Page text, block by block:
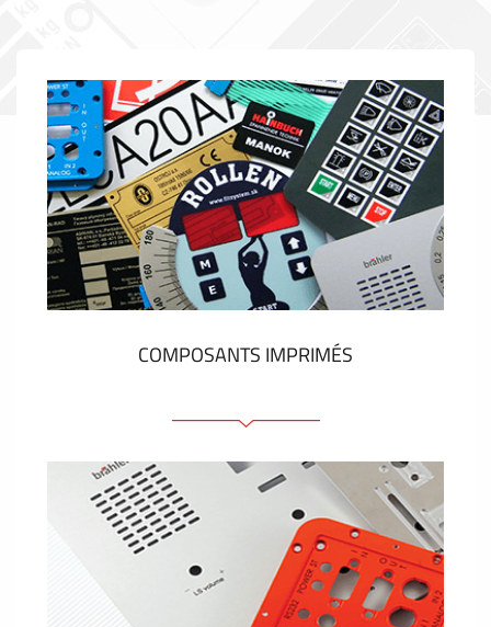
COMPOSANTS IMPRIMÉS
Faces avant plastique
Clavier a membrane
Plaques industrielles métalliques
Autocollants et étiquettes
Étiquettes en plastique et tags